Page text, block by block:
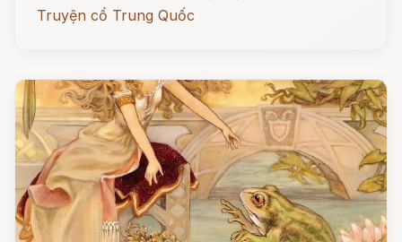
Truyện cổ Trung Quốc